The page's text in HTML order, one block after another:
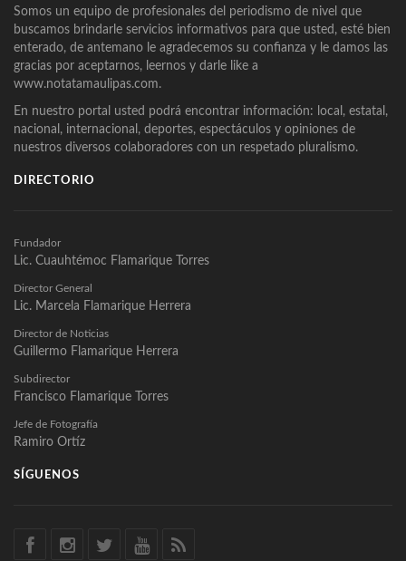
Somos un equipo de profesionales del periodismo de nivel que
buscamos brindarle servicios informativos para que usted, esté bien
enterado, de antemano le agradecemos su confianza y le damos las
gracias por aceptarnos, leernos y darle like a
www.notatamaulipas.com.
En nuestro portal usted podrá encontrar información: local, estatal,
nacional, internacional, deportes, espectáculos y opiniones de
nuestros diversos colaboradores con un respetado pluralismo.
DIRECTORIO
Fundador
Lic. Cuauhtémoc Flamarique Torres
Director General
Lic. Marcela Flamarique Herrera
Director de Noticias
Guillermo Flamarique Herrera
Subdirector
Francisco Flamarique Torres
Jefe de Fotografía
Ramiro Ortíz
SÍGUENOS